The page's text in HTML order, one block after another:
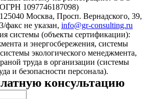
1097746187098)
Москва, Просп. Вернадского, 39,
факс не указан, info@gr-consulting.ru
системы (объекты сертификации):
и энергосбережения, системы
экологического менеджмента,
труда в организации (системы
и безопасности персонала).
консультацию